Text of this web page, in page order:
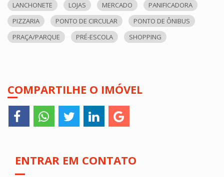
LANCHONETE
LOJAS MERCADO
PANIFICADORA
PIZZARIA
PONTO DE CIRCULAR
PONTO DE ÔNIBUS
PRAÇA/PARQUE
PRÉ-ESCOLA SHOPPING
COMPARTILHE O IMÓVEL
ENTRAR EM CONTATO